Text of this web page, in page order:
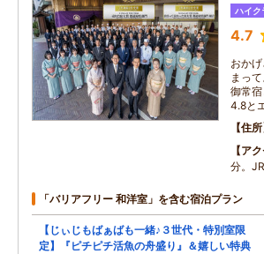
ハイク
4.7
おか
まっ
御常
4.8と
住所
ア
分。
「バリアフリー 和洋室」を含む宿泊プラン
【じぃじもばぁばも一緒♪３世代・特別室限
定】『ピチピチ活魚の舟盛り』＆嬉しい特典